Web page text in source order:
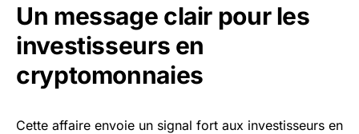
Un message clair pour les
investisseurs en
cryptomonnaies
Cette affaire envoie un signal fort aux investisseurs en